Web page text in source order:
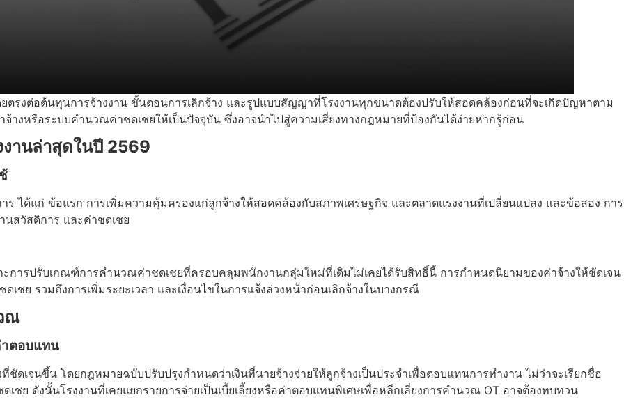
ตรงต่อต้นทุนการจ้างงาน ขั้นตอนการเลิกจ้าง และรูปแบบสัญญาที่โรงงานทุกขนาดต้องปรับให้สอดคล้องก่อนที่จะเกิดปัญหาตาม
งหรือระบบคำนวณค่าชดเชยให้เป็นปัจจุบัน ซึ่งอาจนำไปสู่ความเสี่ยงทางกฎหมายที่ป้องกันได้ง่ายหากรู้ก่อน
านล่าสุดในปี 2569
ได้แก่ ข้อแรก การเพิ่มความคุ้มครองแก่ลูกจ้างให้สอดคล้องกับสภาพเศรษฐกิจ และตลาดแรงงานที่เปลี่ยนแปลง และข้อสอง การ
นสวัสดิการ และค่าชดเชย
ะการปรับเกณฑ์การคำนวณค่าชดเชยที่ครอบคลุมพนักงานกลุ่มใหม่ที่เดิมไม่เคยได้รับสิทธิ์นี้ การกำหนดนิยามของค่าจ้างให้ชัดเจน
ชย รวมถึงการเพิ่มระยะเวลา และเงื่อนไขในการแจ้งล่วงหน้าก่อนเลิกจ้างในบางกรณี
ณ
าตอบแทน
ดเจนขึ้น โดยกฎหมายฉบับปรับปรุงกำหนดว่าเงินที่นายจ้างจ่ายให้ลูกจ้างเป็นประจำเพื่อตอบแทนการทำงาน ไม่ว่าจะเรียกชื่อ
ชย ดังนั้นโรงงานที่เคยแยกรายการจ่ายเป็นเบี้ยเลี้ยงหรือค่าตอบแทนพิเศษเพื่อหลีกเลี่ยงการคำนวณ OT อาจต้องทบทวน